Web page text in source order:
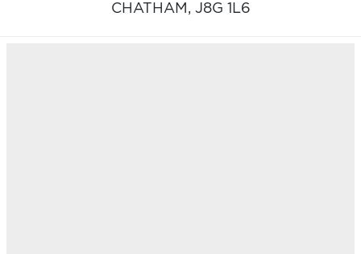
CHATHAM, J8G 1L6